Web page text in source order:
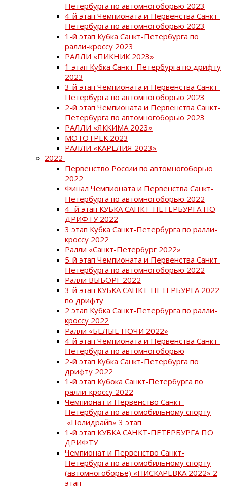
Петербурга по автомногоборью 2023
4-й этап Чемпионата и Первенства Санкт-
Петербурга по автомногоборью 2023
1-й этап Кубка Санкт-Петербурга по
ралли-кроссу 2023
РАЛЛИ «ПИКНИК 2023»
1 этап Кубка Санкт-Петербурга по дрифту
2023
3-й этап Чемпионата и Первенства Санкт-
Петербурга по автомногоборью 2023
2-й этап Чемпионата и Первенства Санкт-
Петербурга по автомногоборью 2023
РАЛЛИ «ЯККИМА 2023»
МОТОТРЕК 2023
РАЛЛИ «КАРЕЛИЯ 2023»
2022
Первенство России по автомногоборью
2022
Финал Чемпионата и Первенства Санкт-
Петербурга по автомногоборью 2022
4 -й этап КУБКА САНКТ-ПЕТЕРБУРГА ПО
ДРИФТУ 2022
3 этап Кубка Санкт-Петербурга по ралли-
кроссу 2022
Ралли «Санкт-Петербург 2022»
5-й этап Чемпионата и Первенства Санкт-
Петербурга по автомногоборью 2022
Ралли ВЫБОРГ 2022
3-й этап КУБКА САНКТ-ПЕТЕРБУРГА 2022
по дрифту
2 этап Кубка Санкт-Петербурга по ралли-
кроссу 2022
Ралли «БЕЛЫЕ НОЧИ 2022»
4-й этап Чемпионата и Первенства Санкт-
Петербурга по автомногоборью
2-й этап Кубка Санкт-Петербурга по
дрифту 2022
1-й этап Кубока Санкт-Петербурга по
ралли-кроссу 2022
Чемпионат и Первенство Санкт-
Петербурга по автомобильному спорту
«Полидрайв» 3 этап
1-й этап КУБКА САНКТ-ПЕТЕРБУРГА ПО
ДРИФТУ
Чемпионат и Первенство Санкт-
Петербурга по автомобильному спорту
(автомногоборье) «ПИСКАРЕВКА 2022» 2
этап